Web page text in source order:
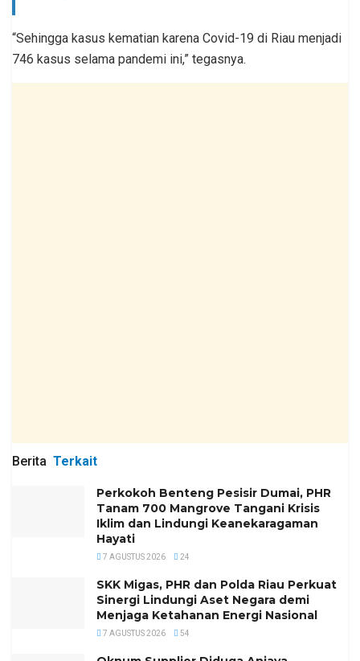
“Sehingga kasus kematian karena Covid-19 di Riau menjadi
746 kasus selama pandemi ini,” tegasnya.
Berita Terkait
Perkokoh Benteng Pesisir Dumai, PHR
Tanam 700 Mangrove Tangani Krisis
Iklim dan Lindungi Keanekaragaman
Hayati
7 AGUSTUS 2026 24
SKK Migas, PHR dan Polda Riau Perkuat
Sinergi Lindungi Aset Negara demi
Menjaga Ketahanan Energi Nasional
7 AGUSTUS 2026 54